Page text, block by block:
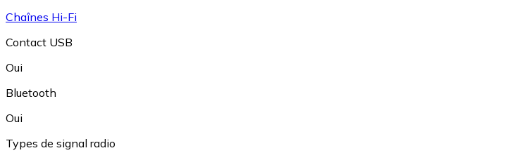
Chaînes Hi-Fi
Contact USB
Oui
Bluetooth
Oui
Types de signal radio